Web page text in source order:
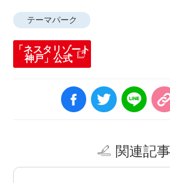
テーマパーク
「ネスタリゾート
神戸」公式
関連記事